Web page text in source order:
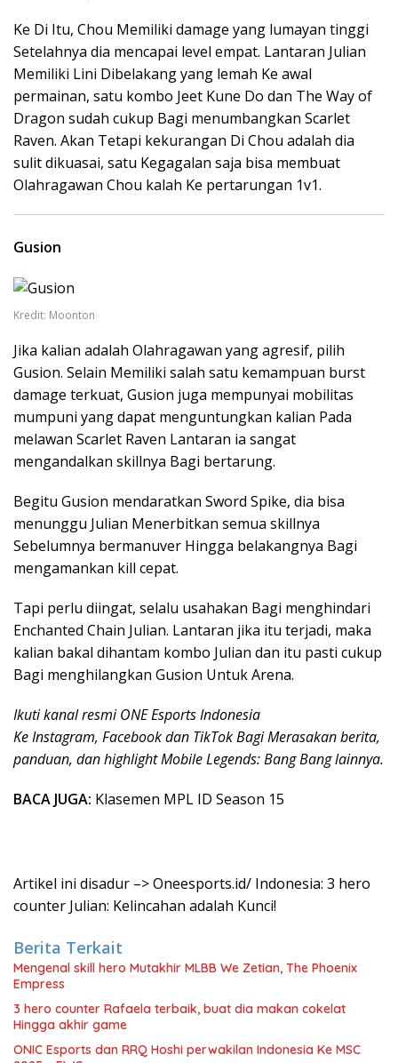
Ke Di Itu, Chou Memiliki damage yang lumayan tinggi
Setelahnya dia mencapai level empat. Lantaran Julian
Memiliki Lini Dibelakang yang lemah Ke awal
permainan, satu kombo Jeet Kune Do dan The Way of
Dragon sudah cukup Bagi menumbangkan Scarlet
Raven. Akan Tetapi kekurangan Di Chou adalah dia
sulit dikuasai, satu Kegagalan saja bisa membuat
Olahragawan Chou kalah Ke pertarungan 1v1.
Gusion
Kredit: Moonton
Jika kalian adalah Olahragawan yang agresif, pilih
Gusion. Selain Memiliki salah satu kemampuan burst
damage terkuat, Gusion juga mempunyai mobilitas
mumpuni yang dapat menguntungkan kalian Pada
melawan Scarlet Raven Lantaran ia sangat
mengandalkan skillnya Bagi bertarung.
Begitu Gusion mendaratkan Sword Spike, dia bisa
menunggu Julian Menerbitkan semua skillnya
Sebelumnya bermanuver Hingga belakangnya Bagi
mengamankan kill cepat.
Tapi perlu diingat, selalu usahakan Bagi menghindari
Enchanted Chain Julian. Lantaran jika itu terjadi, maka
kalian bakal dihantam kombo Julian dan itu pasti cukup
Bagi menghilangkan Gusion Untuk Arena.
Ikuti kanal resmi ONE Esports Indonesia
Ke Instagram, Facebook dan TikTok Bagi Merasakan berita,
panduan, dan highlight Mobile Legends: Bang Bang lainnya.
BACA JUGA: Klasemen MPL ID Season 15
Artikel ini disadur –> Oneesports.id/ Indonesia: 3 hero
counter Julian: Kelincahan adalah Kunci!
Berita Terkait
Mengenal skill hero Mutakhir MLBB We Zetian, The Phoenix
Empress
3 hero counter Rafaela terbaik, buat dia makan cokelat
Hingga akhir game
ONIC Esports dan RRQ Hoshi perwakilan Indonesia Ke MSC